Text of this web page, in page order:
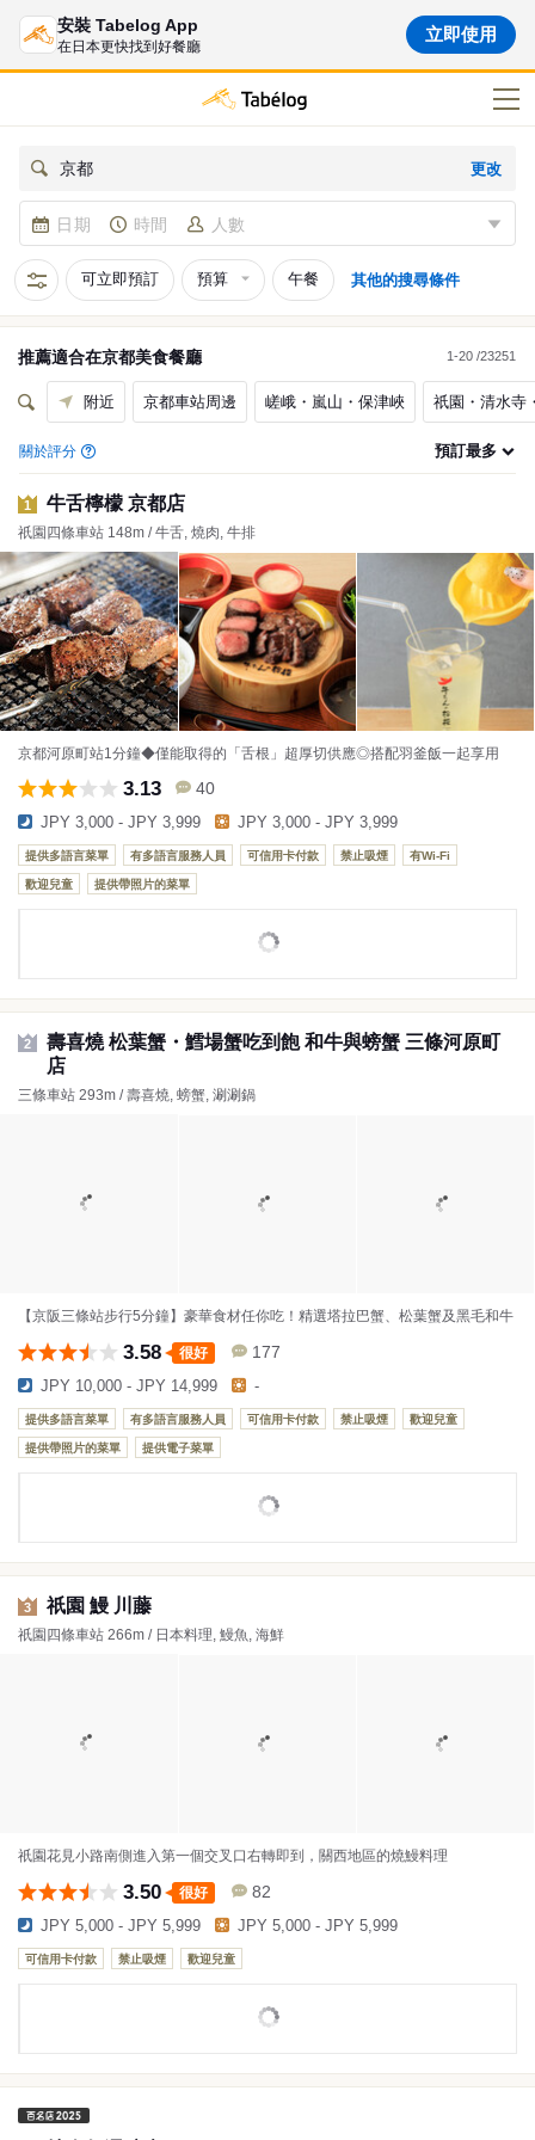
安裝 Tabelog App
在日本更快找到好餐廳
立即使用
京都 更改
日期 時間 人數
可立即預訂 預算 午餐 其他的搜尋條件
推薦適合在京都美食餐廳 1-20 /23251
附近 京都車站周邊 嵯峨・嵐山・保津峽 祇園・清水寺
關於評分 預訂最多
1 牛舌檸檬 京都店
祇園四條車站 148m / 牛舌, 燒肉, 牛排
京都河原町站1分鐘◆僅能取得的「舌根」超厚切供應◎搭配羽釜飯一起享用
3.13 40
JPY 3,000 - JPY 3,999 JPY 3,000 - JPY 3,999
提供多語言菜單 有多語言服務人員 可信用卡付款 禁止吸煙 有Wi-Fi
歡迎兒童 提供帶照片的菜單
2
壽喜燒 松葉蟹・鱈場蟹吃到飽 和牛與螃蟹 三條河原町
店
三條車站 293m / 壽喜燒, 螃蟹, 涮涮鍋
【京阪三條站步行5分鐘】豪華食材任你吃！精選塔拉巴蟹、松葉蟹及黑毛和牛
3.58 很好 177
JPY 10,000 - JPY 14,999 -
提供多語言菜單 有多語言服務人員 可信用卡付款 禁止吸煙 歡迎兒童
提供帶照片的菜單 提供電子菜單
3 祇園 鰻 川藤
祇園四條車站 266m / 日本料理, 鰻魚, 海鮮
祇園花見小路南側進入第一個交叉口右轉即到，關西地區的燒鰻料理
3.50 很好 82
JPY 5,000 - JPY 5,999 JPY 5,000 - JPY 5,999
可信用卡付款 禁止吸煙 歡迎兒童